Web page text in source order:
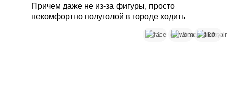
Причем даже не из-за фигуры, просто
некомфортно полуголой в городе ходить
1 1 10